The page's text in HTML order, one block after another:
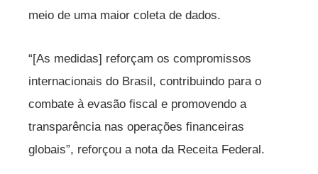
meio de uma maior coleta de dados.
“[As medidas] reforçam os compromissos
internacionais do Brasil, contribuindo para o
combate à evasão fiscal e promovendo a
transparência nas operações financeiras
globais”, reforçou a nota da Receita Federal.